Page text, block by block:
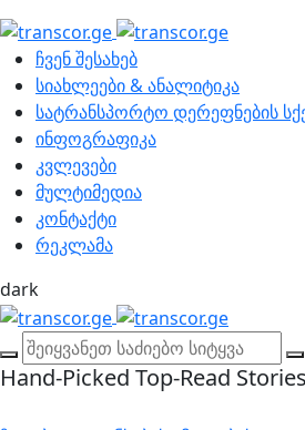
ჩვენ შესახებ
სიახლეები & ანალიტიკა
სატრანსპორტო დერეფნების
ინფოგრაფიკა
კვლევები
მულტიმედია
კონტაქტი
რეკლამა
dark
Hand-Picked Top-Read Stories